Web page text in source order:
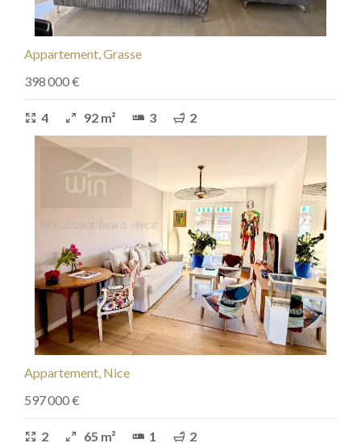
Appartement, Grasse
398 000 €
4 92 m² 3 2
Appartement, Nice
597 000 €
2 65 m² 1 2